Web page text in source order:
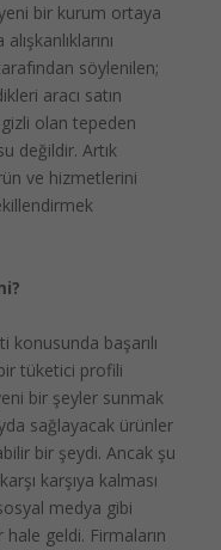
bir kurum ortaya
söylenilen;
aracı satın
gizli olan tepeden
değildir. Artık
ve hizmetlerini
konusunda başarılı
tüketici profili
bir şeyler sunmak
sağlayacak ürünler
bir şeydi. Ancak şu
karşıya kalması
medya gibi
hale geldi. Firmaların